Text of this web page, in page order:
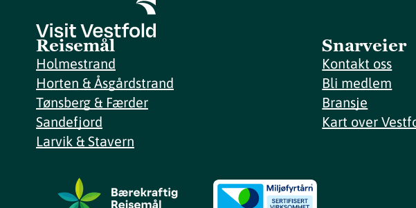
Reisemål
Holmestrand
Horten & Åsgårdstrand
Tønsberg & Færder
Sandefjord
Larvik & Stavern
Snarveier
Kontakt oss
Bli medlem
Bransje
Kart over